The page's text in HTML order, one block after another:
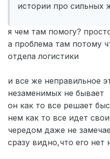
истории про сильных
я чем там помогу?
а проблема там потому
отдела логистики
и все же неправильное
незаменимых не бывает
он как то все решает
нем как то все идет
чередом даже не
сразу видно,что его нет